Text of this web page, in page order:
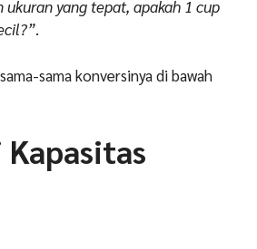
ukuran yang tepat, apakah 1 cup
.
sama konversinya di bawah